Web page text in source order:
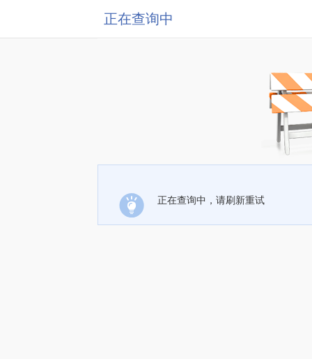
正在查询中
正在查询中，请刷新重试